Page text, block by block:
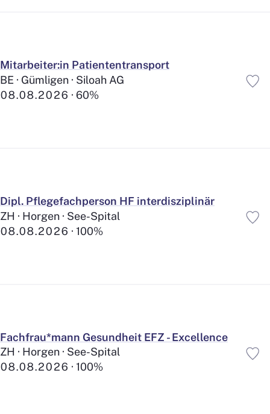
Mitarbeiter:in Patiententransport
BE · Gümligen · Siloah AG
08.08.2026
60%
Dipl. Pflegefachperson HF interdisziplinär
ZH · Horgen · See-Spital
08.08.2026
100%
Fachfrau*mann Gesundheit EFZ - Excellence
ZH · Horgen · See-Spital
08.08.2026
100%